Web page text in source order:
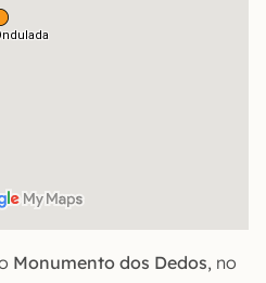
Monumento dos Dedos, no